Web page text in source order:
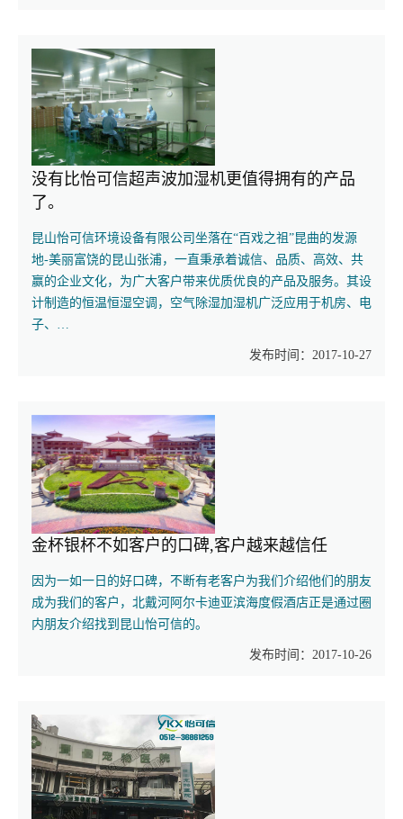
没有比怡可信超声波加湿机更值得拥有的产品
了。
昆山怡可信环境设备有限公司坐落在“百戏之祖”昆曲的发源
地-美丽富饶的昆山张浦，一直秉承着诚信、品质、高效、共
赢的企业文化，为广大客户带来优质优良的产品及服务。其设
计制造的恒温恒湿空调，空气除湿加湿机广泛应用于机房、电
子、…
发布时间：2017-10-27
金杯银杯不如客户的口碑,客户越来越信任
因为一如一日的好口碑，不断有老客户为我们介绍他们的朋友
成为我们的客户，北戴河阿尔卡迪亚滨海度假酒店正是通过圈
内朋友介绍找到昆山怡可信的。
发布时间：2017-10-26